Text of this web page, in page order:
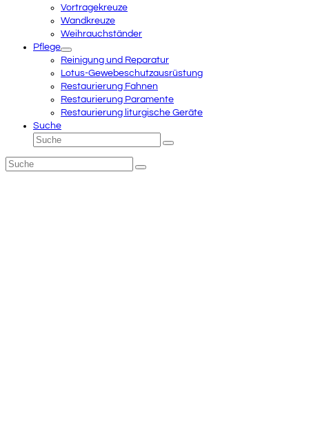
Vortragekreuze
Wandkreuze
Weihrauchständer
Pflege
Reinigung und Reparatur
Lotus-Gewebeschutzausrüstung
Restaurierung Fahnen
Restaurierung Paramente
Restaurierung liturgische Geräte
Suche
Suche
Senden
Suche
Senden